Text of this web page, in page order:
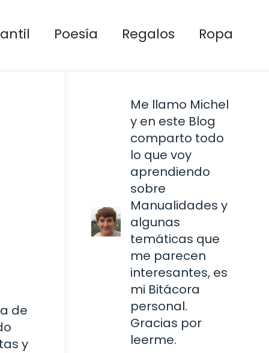
Poesía Regalos Ropa
de
y
Me llamo Michel
y en este Blog
comparto todo
lo que voy
aprendiendo
sobre
Manualidades y
algunas
temáticas que
me parecen
interesantes, es
mi Bitácora
personal.
Gracias por
leerme.